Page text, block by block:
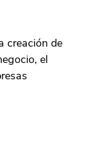
creación de
el